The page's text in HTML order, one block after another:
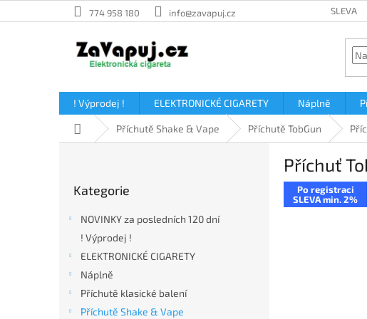
na
774 958 180 info@zavapuj.cz SLEVA
! Výprodej ! ELEKTRONICKÉ CIGARETY Náplně
Domů Příchutě Shake & Vape Příchutě TobGun
kategorie
Kategorie
NOVINKY za posledních 120 dní
! Výprodej !
ELEKTRONICKÉ CIGARETY
Náplně
Příchutě klasické balení
Příchutě Shake & Vape
Příchuť
Po registraci
SLEVA min. 2%